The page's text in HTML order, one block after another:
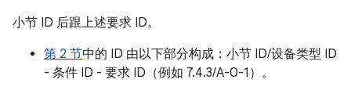
小节 ID 后跟上述要求 ID。
第 2 节中的 ID 由以下部分构成：小节 ID/设备类型 ID
- 条件 ID - 要求 ID（例如 7.4.3/A-0-1）。